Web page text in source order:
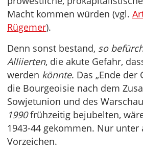
Macht kommen würden (vgl.
Rügemer).
Denn sonst bestand, so
Alliierten, die akute Gefahr,
werden könnte. Das „Ende der
die Bourgeoisie nach dem
Sowjetunion und des
1990frühzeitig bejubelten,
1943-44 gekommen. Nur unter
Vorzeichen.